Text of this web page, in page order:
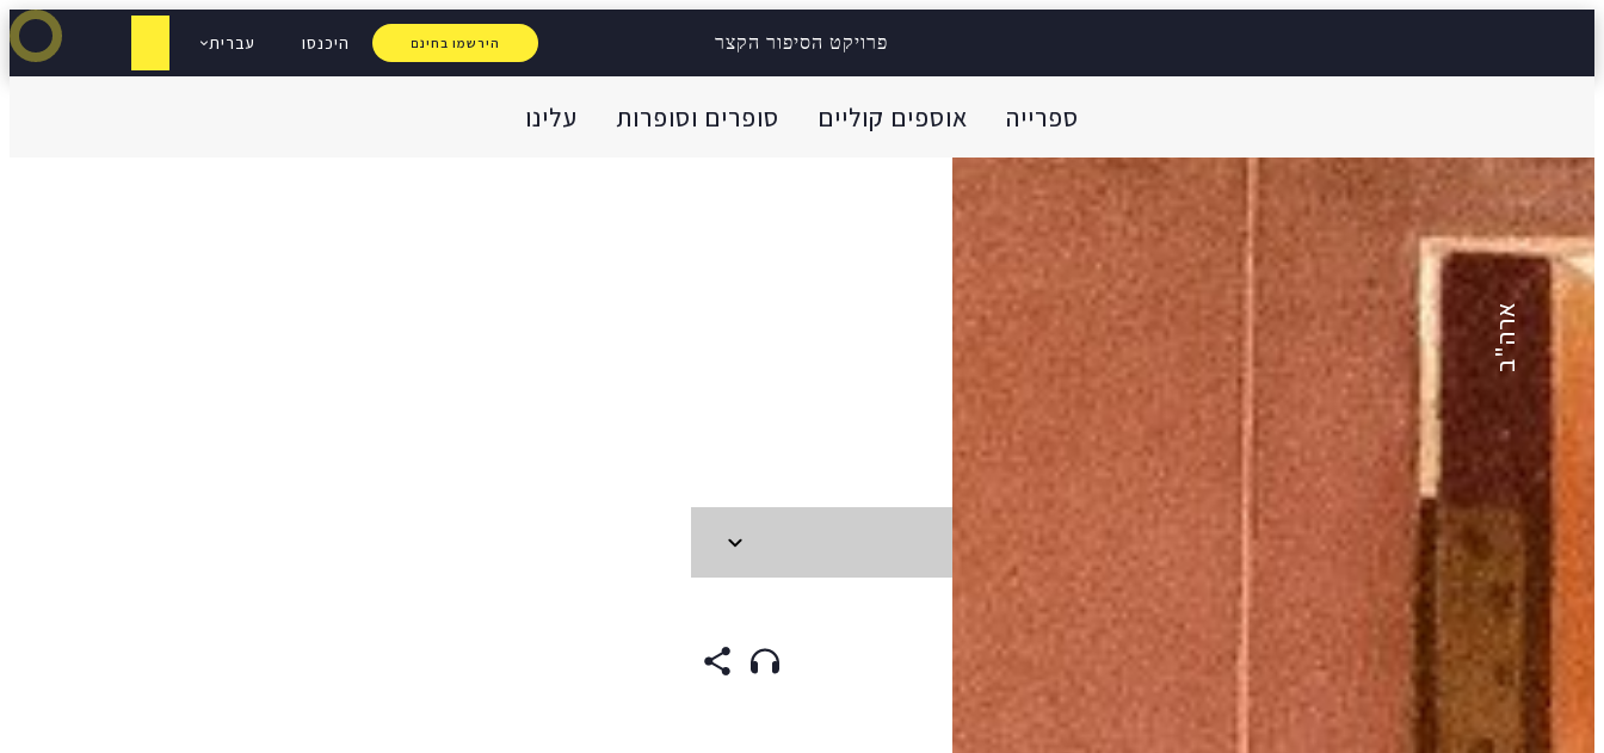
פרויקט הסיפור הקצר הירשמו בחינם היכנסו עברית
ספרייה אוספים קוליים סופרים וסופרות עלינו
ארה"ב
לוסיה ברלין
מדריך לעוזרות בית
14 דק'
הקדמה
Aa קראו ב: עברית ENGLISH
תורגם על ידי: מאיה פלדמן